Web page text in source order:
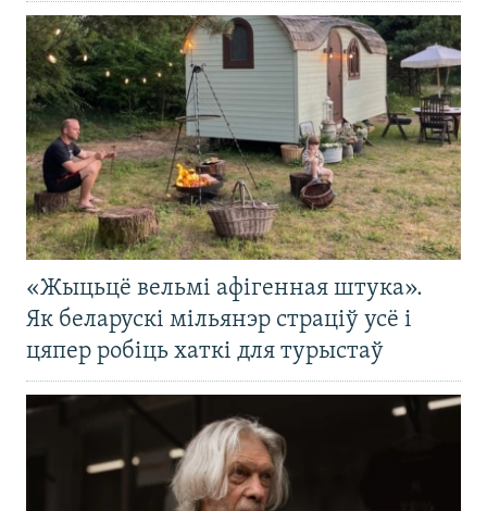
«Жыцьцё вельмі афігенная штука».
Як беларускі мільянэр страціў усё і
цяпер робіць хаткі для турыстаў